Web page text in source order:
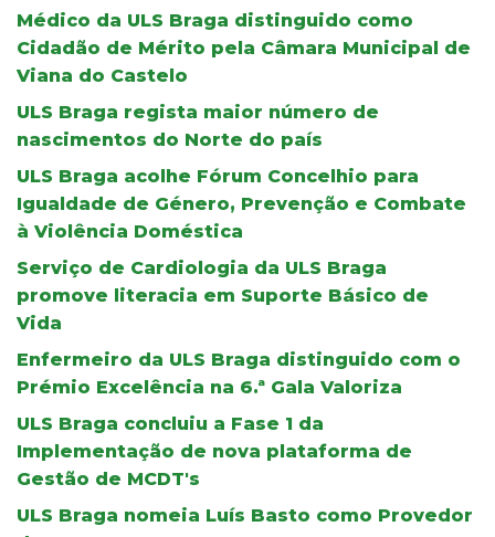
Médico da ULS Braga distinguido como
Cidadão de Mérito pela Câmara Municipal de
Viana do Castelo
ULS Braga regista maior número de
nascimentos do Norte do país
ULS Braga acolhe Fórum Concelhio para
Igualdade de Género, Prevenção e Combate
à Violência Doméstica
Serviço de Cardiologia da ULS Braga
promove literacia em Suporte Básico de
Vida
Enfermeiro da ULS Braga distinguido com o
Prémio Excelência na 6.ª Gala Valoriza
ULS Braga concluiu a Fase 1 da
Implementação de nova plataforma de
Gestão de MCDT's
ULS Braga nomeia Luís Basto como Provedor